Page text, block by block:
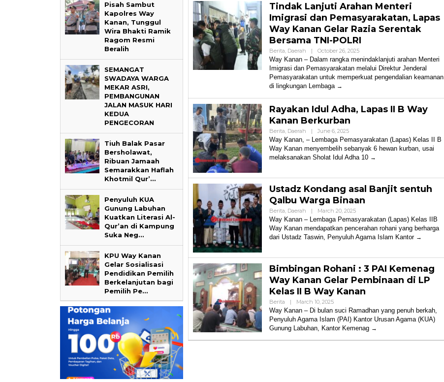
Pisah Sambut
Kapolres Way
Kanan, Tunggul
Wira Bhakti Ramik
Ragom Resmi
Beralih
SEMANGAT
SWADAYA WARGA
MEKAR ASRI,
PEMBANGUNAN
JALAN MASUK HARI
KEDUA
PENGECORAN
Tiuh Balak Pasar
Bersholawat,
Ribuan Jamaah
Semarakkan Haflah
Khotmil Qur’…
Penyuluh KUA
Gunung Labuhan
Kuatkan Literasi Al-
Qur’an di Kampung
Suka Neg…
KPU Way Kanan
Gelar Sosialisasi
Pendidikan Pemilih
Berkelanjutan bagi
Pemilih Pe…
Tindak Lanjuti Arahan Menteri
Imigrasi dan Pemasyarakatan, Lapas
Way Kanan Gelar Razia Serentak
Bersama TNI-POLRI
Berita, Daerah | October 26, 2025By
Admin
Way Kanan – Dalam rangka menindaklanjuti arahan Menteri
Imigrasi dan Pemasyarakatan melalui Direktur Jenderal
Pemasyarakatan untuk memperkuat pengendalian keamanan
di lingkungan Lembaga
Rayakan Idul Adha, Lapas II B Way
Kanan Berkurban
Berita, Daerah | June 6, 2025By
Admin
Way Kanan, – Lembaga Pemasyarakatan (Lapas) Kelas II B
Way Kanan menyembelih sebanyak 6 hewan kurban, usai
melaksanakan Sholat Idul Adha 10
Ustadz Kondang asal Banjit sentuh
Qalbu Warga Binaan
Berita, Daerah | March 20, 2025By
Admin
Way Kanan – Lembaga Pemasyarakatan (Lapas) Kelas IIB
Way Kanan mendapatkan pencerahan rohani yang berharga
dari Ustadz Taswin, Penyuluh Agama Islam Kantor
Bimbingan Rohani : 3 PAI Kemenag
Way Kanan Gelar Pembinaan di LP
Kelas II B Way Kanan
Berita | March 10, 2025By
Admin
Way Kanan – Di bulan suci Ramadhan yang penuh berkah,
Penyuluh Agama Islam (PAI) Kantor Urusan Agama (KUA)
Gunung Labuhan, Kantor Kemenag